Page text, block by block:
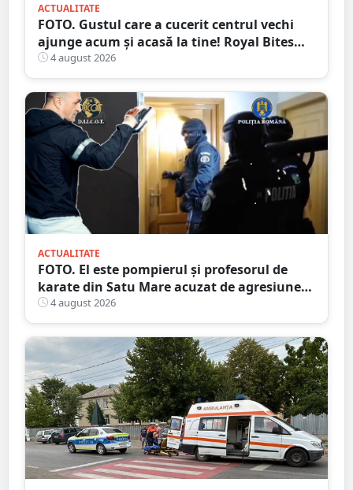
ACTUALITATE
FOTO. Gustul care a cucerit centrul vechi
ajunge acum și acasă la tine! Royal Bites
(fosta Zahana) livrează la domiciliu
4 august 2026
ACTUALITATE
FOTO. El este pompierul și profesorul de
karate din Satu Mare acuzat de agresiune
intimă asupra unui minor
4 august 2026